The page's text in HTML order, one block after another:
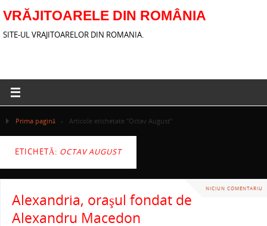
VRĂJITOARELE DIN ROMÂNIA
SITE-UL VRAJITOARELOR DIN ROMANIA.
Prima pagină » Articole etichetate "Octav August"
ETICHETĂ: OCTAV AUGUST
NICIUN COMENTARIU
Alexandria, oraşul fondat de
Alexandru Macedon